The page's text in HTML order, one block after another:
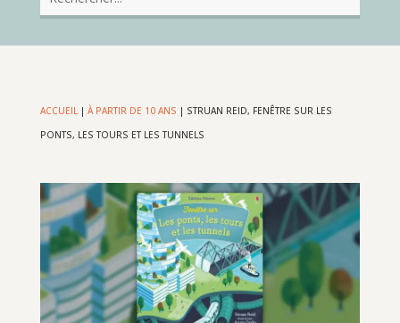
ACCUEIL| À PARTIR DE 10 ANS | STRUAN REID, FENÊTRE SUR LES
PONTS, LES TOURS ET LES TUNNELS